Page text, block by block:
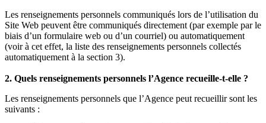
Les renseignements personnels communiqués lors de l’utilisation du
Site Web peuvent être communiqués directement (par exemple par le
biais d’un formulaire web ou d’un courriel) ou automatiquement
(voir à cet effet, la liste des renseignements personnels collectés
automatiquement à la section 3).
2. Quels renseignements personnels l’Agence recueille-t-elle ?
Les renseignements personnels que l’Agence peut recueillir sont les
suivants :